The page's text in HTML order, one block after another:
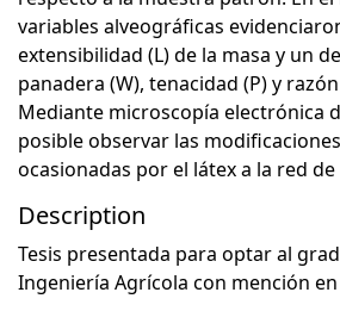
variables alveográficas
extensibilidad (L) de la masa y un
panadera (W), tenacidad (P) y
Mediante microscopía electrónica
posible observar las
ocasionadas por el látex a la red
Description
Tesis presentada para optar al
Ingeniería Agrícola con mención